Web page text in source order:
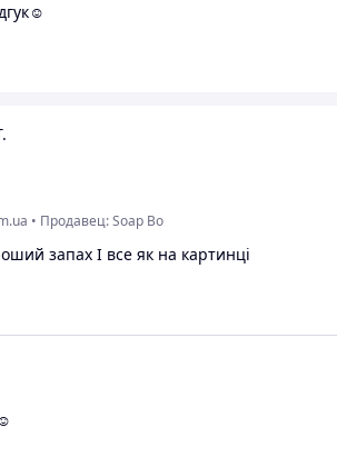
• Продавец: Soap Bo
запах І все як на картинці